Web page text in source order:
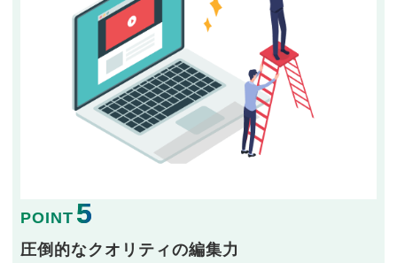
POINT 5
圧倒的なクオリティの編集力